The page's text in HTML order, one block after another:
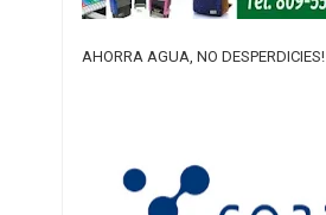
AHORRA AGUA, NO DESPERDICIES!